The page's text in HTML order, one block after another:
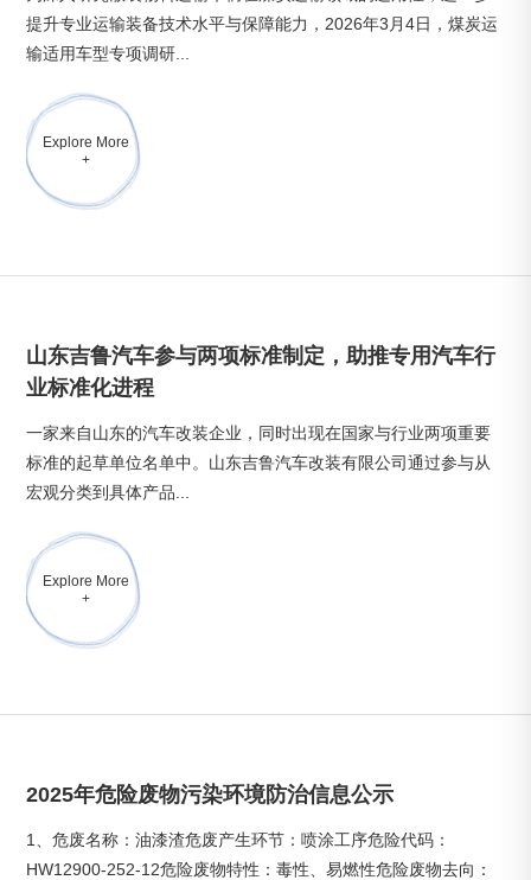
提升专业运输装备技术水平与保障能力，2026年3月4日，煤炭运
输适用车型专项调研...
Explore More
+
山东吉鲁汽车参与两项标准制定，助推专用汽车行
业标准化进程
一家来自山东的汽车改装企业，同时出现在国家与行业两项重要
标准的起草单位名单中。山东吉鲁汽车改装有限公司通过参与从
宏观分类到具体产品...
Explore More
+
2025年危险废物污染环境防治信息公示
1、危废名称：油漆渣危废产生环节：喷涂工序危险代码：
HW12900-252-12危险废物特性：毒性、易燃性危险废物去向：